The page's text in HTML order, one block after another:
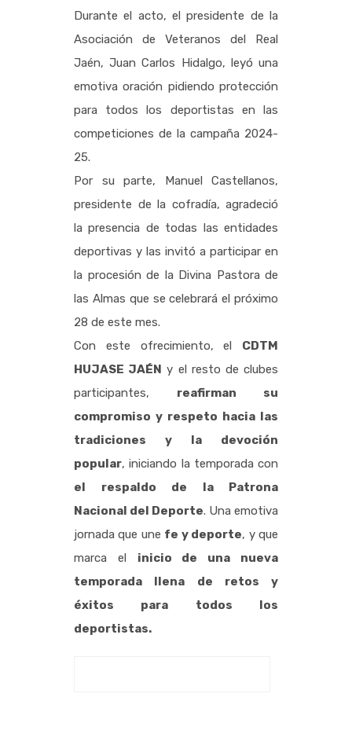
Durante el acto, el presidente de la
Asociación de Veteranos del Real
Jaén, Juan Carlos Hidalgo, leyó una
emotiva oración pidiendo protección
para todos los deportistas en las
competiciones de la campaña 2024-
25.
Por su parte, Manuel Castellanos,
presidente de la cofradía, agradeció
la presencia de todas las entidades
deportivas y las invitó a participar en
la procesión de la Divina Pastora de
las Almas que se celebrará el próximo
28 de este mes.
Con este ofrecimiento, el CDTM
HUJASE JAÉN y el resto de clubes
participantes, reafirman su
compromiso y respeto hacia las
tradiciones y la devoción
popular, iniciando la temporada con
el respaldo de la Patrona
Nacional del Deporte. Una emotiva
jornada que une fe y deporte, y que
marca el inicio de una nueva
temporada llena de retos y
éxitos para todos los
deportistas.